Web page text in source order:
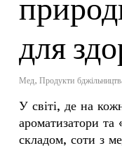
для
Мед, Продукти
У світі, де на
ароматизатори та
складом, соти з